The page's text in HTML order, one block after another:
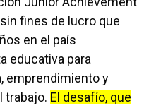
fines de lucro que
en el país
educativa para
emprendimiento y
trabajo. El desafío, que